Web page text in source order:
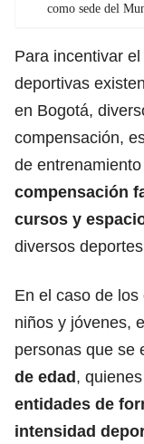
como sede del
Para incentivar
deportivas
en Bogotá,
compensación,
de
compensación
cursos y
diversos
En el caso de
niños y jóvenes,
personas que se
de edad,
entidades de
intensidad